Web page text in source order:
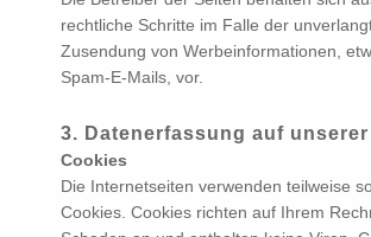
rechtliche Schritte im Falle der
Zusendung von Werbeinformationen,
Spam-E-Mails, vor.
3. Datenerfassung auf
Cookies
Die Internetseiten verwenden teilweise
Cookies. Cookies richten auf Ihrem